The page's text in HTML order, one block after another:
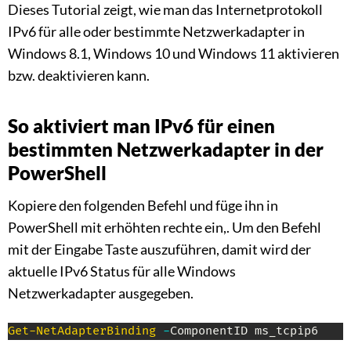
Dieses Tutorial zeigt, wie man das Internetprotokoll
IPv6 für alle oder bestimmte Netzwerkadapter in
Windows 8.1, Windows 10 und Windows 11 aktivieren
bzw. deaktivieren kann.
So aktiviert man IPv6 für einen
bestimmten Netzwerkadapter in der
PowerShell
Kopiere den folgenden Befehl und füge ihn in
PowerShell mit erhöhten rechte ein,. Um den Befehl
mit der Eingabe Taste auszuführen, damit wird der
aktuelle IPv6 Status für alle Windows
Netzwerkadapter ausgegeben.
Get-NetAdapterBinding -ComponentID ms_tcpip6